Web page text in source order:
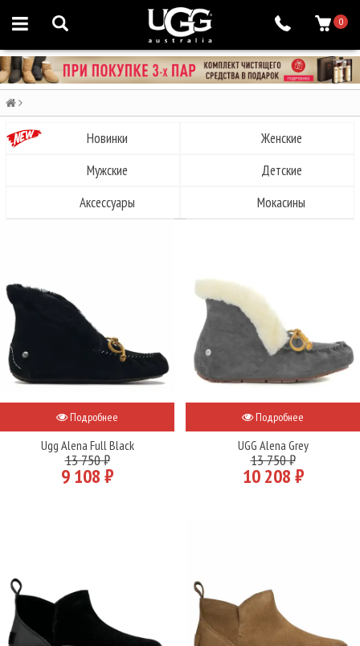
0
Новинки
Женские
Мужские
Детские
Аксессуары
Мокасины
Подробнее
Ugg Alena Full Black
13 750 ₽
9 108 ₽
Подробнее
UGG Alena Grey
13 750 ₽
10 208 ₽